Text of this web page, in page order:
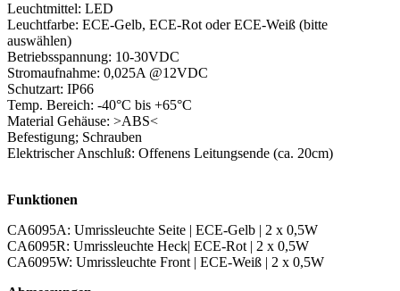
Leuchtmittel: LED
Leuchtfarbe: ECE-Gelb, ECE-Rot oder ECE-Weiß (bitte
auswählen)
Betriebsspannung: 10-30VDC
Stromaufnahme: 0,025A @12VDC
Schutzart: IP66
Temp. Bereich: -40°C bis +65°C
Material Gehäuse: >ABS<
Befestigung; Schrauben
Elektrischer Anschluß: Offenens Leitungsende (ca. 20cm)
Funktionen
CA6095A: Umrissleuchte Seite | ECE-Gelb | 2 x 0,5W
CA6095R: Umrissleuchte Heck| ECE-Rot | 2 x 0,5W
CA6095W: Umrissleuchte Front | ECE-Weiß | 2 x 0,5W